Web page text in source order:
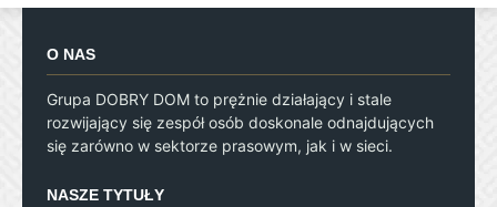
O NAS
Grupa DOBRY DOM to prężnie działający i stale
rozwijający się zespół osób doskonale odnajdujących
się zarówno w sektorze prasowym, jak i w sieci.
NASZE TYTUŁY